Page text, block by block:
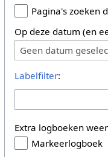
Pagina's zoeken
Op deze datum (en
Geen datum
Labelfilter:
Extra logboeken
Markeerlogboek